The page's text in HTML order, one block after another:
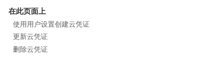
在此页面上
使用用户设置创建云凭证
更新云凭证
删除云凭证